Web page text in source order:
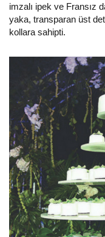
imzalı ipek ve Fransız
yaka, transparan üst
kollara sahipti.